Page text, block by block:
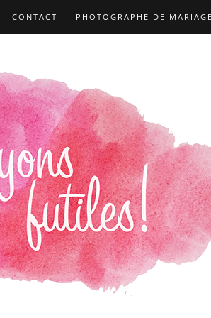
CONTACT PHOTOGRAPHE DE